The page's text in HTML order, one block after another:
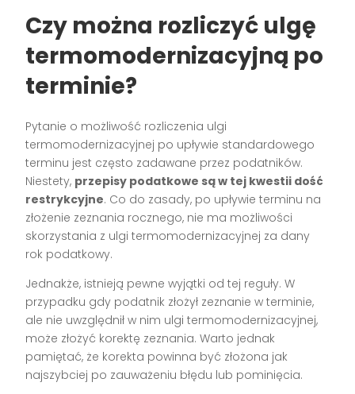
Czy można rozliczyć ulgę
termomodernizacyjną po
terminie?
Pytanie o możliwość rozliczenia ulgi
termomodernizacyjnej po upływie standardowego
terminu jest często zadawane przez podatników.
Niestety, przepisy podatkowe są w tej kwestii dość
restrykcyjne. Co do zasady, po upływie terminu na
złożenie zeznania rocznego, nie ma możliwości
skorzystania z ulgi termomodernizacyjnej za dany
rok podatkowy.
Jednakże, istnieją pewne wyjątki od tej reguły. W
przypadku gdy podatnik złożył zeznanie w terminie,
ale nie uwzględnił w nim ulgi termomodernizacyjnej,
może złożyć korektę zeznania. Warto jednak
pamiętać, że korekta powinna być złożona jak
najszybciej po zauważeniu błędu lub pominięcia.